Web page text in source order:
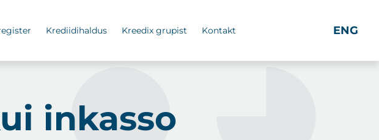
Krediidihaldus Kreedix grupist Kontakt ENG
inkasso